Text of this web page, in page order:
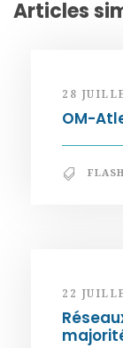
Articles
28
OM-
22